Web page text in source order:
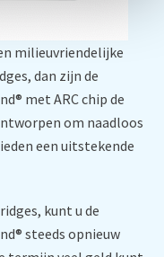
milieuvriendelijke
dan zijn de
met ARC chip de
om naadloos
een uitstekende
kunt u de
steeds opnieuw